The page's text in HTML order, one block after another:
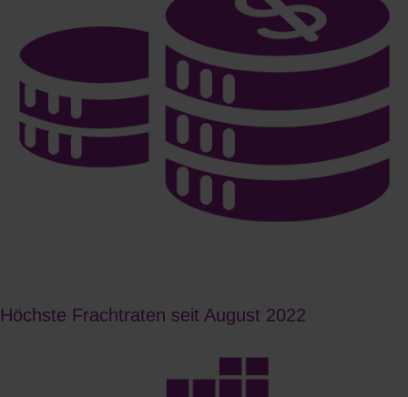
Höchste Frachtraten seit August 2022